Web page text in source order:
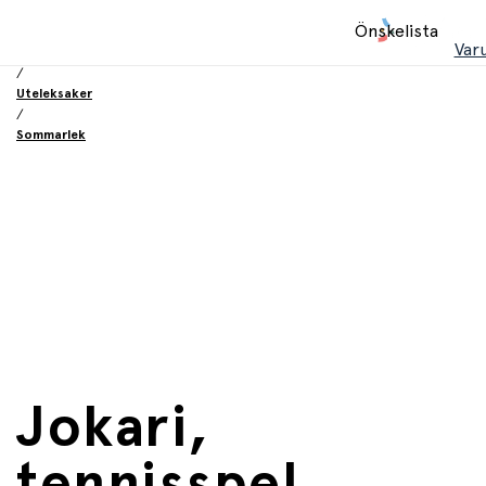
Önskelista
/
Uteleksaker
/
Sommarlek
Jokari,